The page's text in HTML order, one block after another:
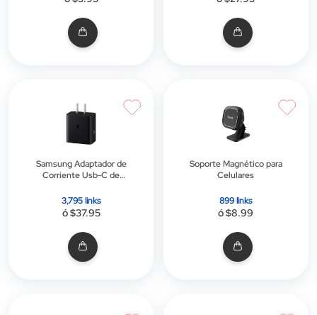
Samsung Adaptador de
Corriente Usb-C de
(1.8m)
3,795 links
ó $37.95
Soporte Magnético para
Celulares
899 links
ó $8.99